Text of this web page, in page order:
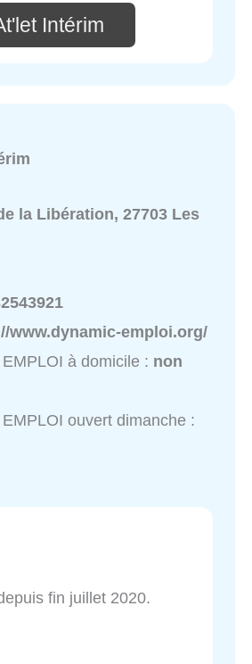
Intérim
la Libération, 27703 Les
www.dynamic-emploi.org/
à domicile : non
ouvert dimanche :
fin juillet 2020.